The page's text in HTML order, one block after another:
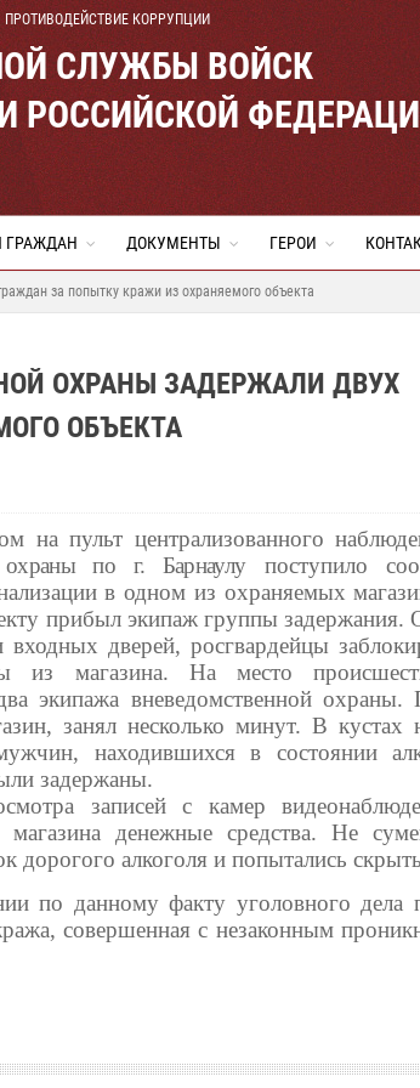
ПРОТИВОДЕЙСТВИЕ КОРРУПЦИИ
СЛУЖБЫ ВОЙСК
РОССИЙСКОЙ
ГРАЖДАН ДОКУМЕНТЫ ГЕРОИ
за попытку кражи из охраняемого объекта
ОХРАНЫ ЗАДЕРЖАЛИ ДВУХ
ОБЪЕКТА
на пульт централизованного
охраны по г. Барнаулупоступило
в одном из охраняемых
прибыл экипаж группы задержания.
входных дверей, росгвардейцы
из магазина. На место
экипажа вневедомственной охраны.
занял несколько минут. В кустах
находившихся в состоянии
задержаны.
записей с камер
денежные средства. Не
дорогого алкоголя и попытались
по данному факту уголовного дела
совершенная с незаконным